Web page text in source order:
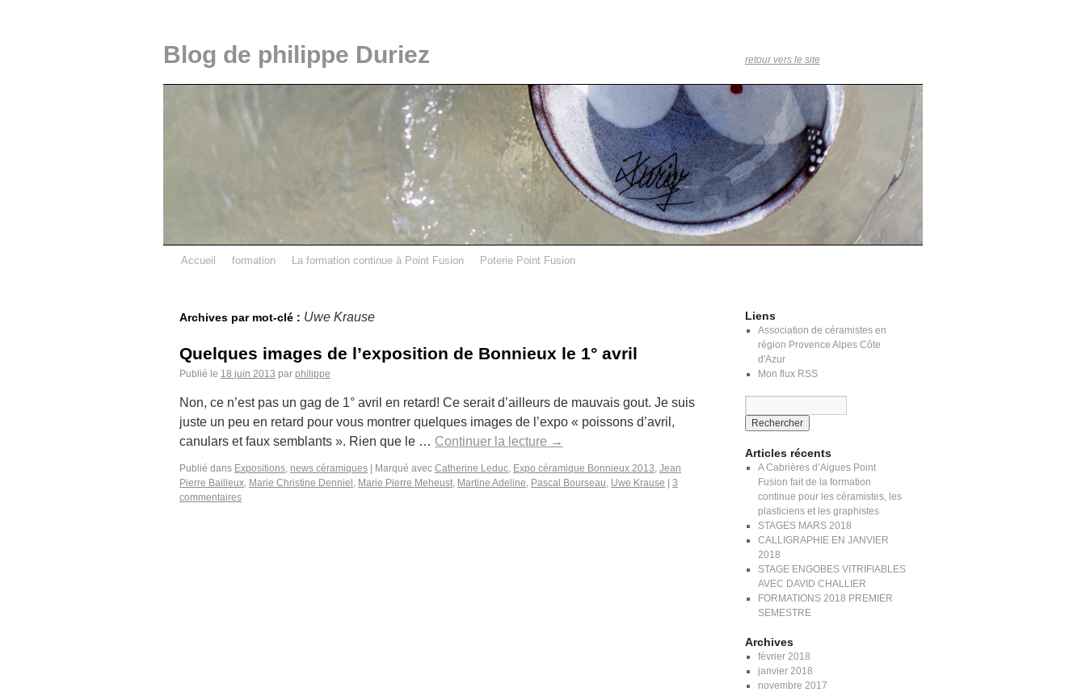
Blog de philippe Duriez retour vers le site
Accueil formation La formation continue à Point Fusion Poterie Point Fusion
Archives par mot-clé : Uwe Krause
Quelques images de l’exposition de Bonnieux le 1° avril
Publié le 18 juin 2013 par philippe
Non, ce n’est pas un gag de 1° avril en retard! Ce serait d’ailleurs de mauvais gout. Je suis
juste un peu en retard pour vous montrer quelques images de l’expo « poissons d’avril,
canulars et faux semblants ». Rien que le … Continuer la lecture →
Publié dans Expositions, news céramiques Marqué avec Catherine Leduc, Expo céramique Bonnieux 2013, Jean
Pierre Bailleux, Marie Christine Denniel , Marie Pierre Meheust, Martine Adeline, Pascal Bourseau, Uwe Krause
3
commentaires
Liens
Association de céramistes en
région Provence Alpes Côte
d'Azur
Mon flux RSS
Articles récents
A Cabrières d’Aigues Point
Fusion fait de la formation
continue pour les céramistes, les
plasticiens et les graphistes
STAGES MARS 2018
CALLIGRAPHIE EN JANVIER
2018
STAGE ENGOBES VITRIFIABLES
AVEC DAVID CHALLIER
FORMATIONS 2018 PREMIER
SEMESTRE
Archives
février 2018
janvier 2018
novembre 2017